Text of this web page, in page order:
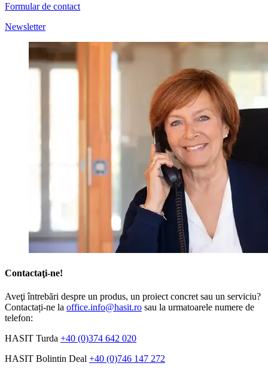
Formular de contact
Newsletter
Contactaţi-ne!
Aveţi întrebări despre un produs, un proiect concret sau un serviciu?
Contactați-ne la office.info@hasit.ro sau la urmatoarele numere de
telefon:
HASIT Turda +40 (0)374 642 020
HASIT Bolintin Deal +40 (0)746 147 272